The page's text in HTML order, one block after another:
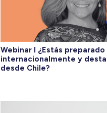
Webinar I ¿Estás
internacionalmente y
desde Chile?